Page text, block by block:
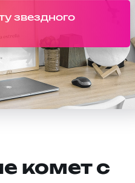
звездного
комет с